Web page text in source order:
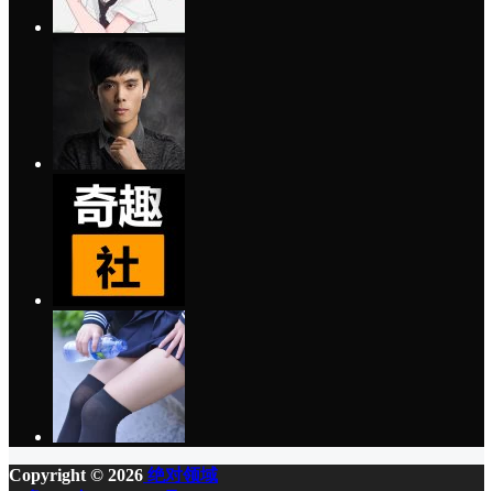
Copyright © 2026 绝对领域